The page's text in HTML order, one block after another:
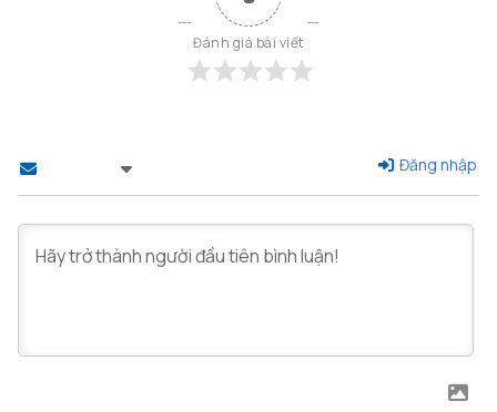
Đánh giá bài viết
Đăng nhập